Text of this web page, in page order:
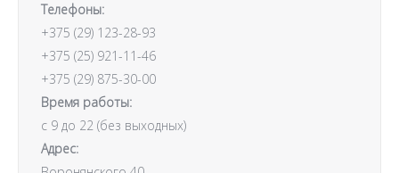
Телефоны:
+375 (29) 123-28-93
+375 (25) 921-11-46
+375 (29) 875-30-00
Время работы:
с 9 до 22 (без выходных)
Адрес: